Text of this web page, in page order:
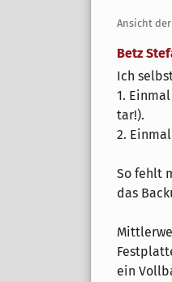
Ansicht
Betz
Ich
1.
tar!).
2.
So fehlt
das
ein